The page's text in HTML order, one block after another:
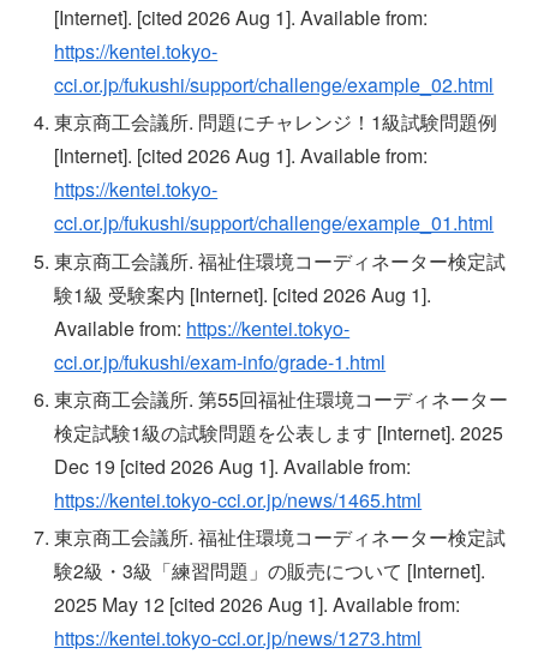
[Internet]. [cited 2026 Aug 1]. Available from:
https://kentei.tokyo-
cci.or.jp/fukushi/support/challenge/example_02.html
東京商工会議所. 問題にチャレンジ！1級試験問題例
[Internet]. [cited 2026 Aug 1]. Available from:
https://kentei.tokyo-
cci.or.jp/fukushi/support/challenge/example_01.html
東京商工会議所. 福祉住環境コーディネーター検定試
験1級 受験案内 [Internet]. [cited 2026 Aug 1].
Available from: https://kentei.tokyo-
cci.or.jp/fukushi/exam-info/grade-1.html
東京商工会議所. 第55回福祉住環境コーディネーター
検定試験1級の試験問題を公表します [Internet]. 2025
Dec 19 [cited 2026 Aug 1]. Available from:
https://kentei.tokyo-cci.or.jp/news/1465.html
東京商工会議所. 福祉住環境コーディネーター検定試
験2級・3級「練習問題」の販売について [Internet].
2025 May 12 [cited 2026 Aug 1]. Available from:
https://kentei.tokyo-cci.or.jp/news/1273.html